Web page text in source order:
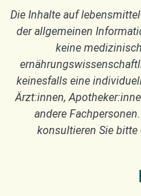
Die Inhalte auf
der allgemeinen
keine
keinesfalls eine
Ärzt:innen,
andere
konsultieren Sie